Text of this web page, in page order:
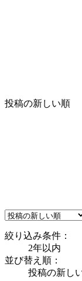
投稿の新しい順
絞り込み条件：
2年以内
並び替え順：
投稿の新し